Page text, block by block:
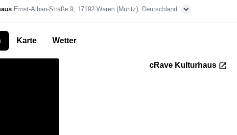
Ernst-Alban-Straße 9, 17192 Waren (Müritz), Deutschland
Karte Wetter
cRave Kulturhaus